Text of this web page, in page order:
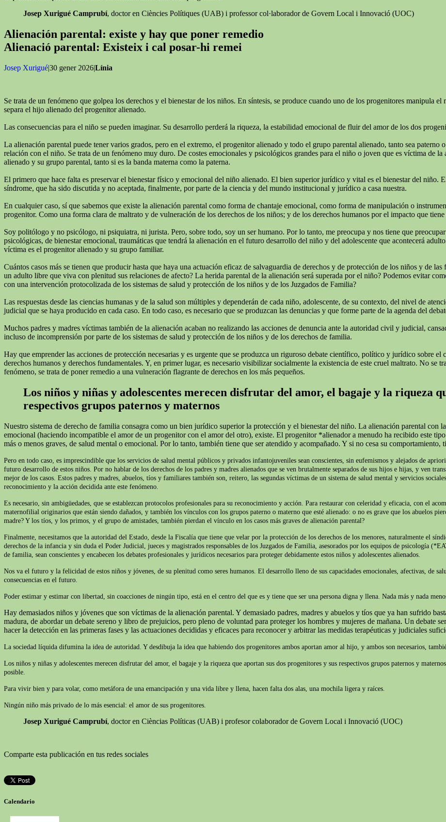
Josep Xurigué Camprubí, doctor en Ciències Polítiques (UAB) i professor col·laborador de Govern Local i Innovació (UOC)
Alienación parental: existe y hay que poner remedio
Alienació parental: Existeix i cal posar-hi remei
Josep Xurigué|30 gener 2026|Línia
Se trata de un fenómeno que golpea los derechos y el bienestar de los niños. En síntesis, se produce cuando uno de los progenitores manipula
separa el hijo alienado del progenitor alienado.
Las consecuencias para el niño se pueden imaginar. Su desarrollo perderá la riqueza, la estabilidad emocional de fluir del amor de los dos
La alienación parental puede tener varios grados, pero en el extremo, el progenitor alienado y todo el grupo parental alienado, tanto sea paterno
relación con el niño. Se trata de un fenómeno muy duro. De costes emocionales y psicológicos grandes para el niño o joven que es víctima de
alienado y su grupo parental, tanto si es la banda materna como la paterna.
El primero que hace falta es preservar el bienestar físico y emocional del niño alienado. El bien superior jurídico y vital es el bienestar del niño.
síndrome, que ha sido discutida y no aceptada, finalmente, por parte de la ciencia y del mundo institucional y jurídico a casa nuestra.
En cualquier caso, sí que sabemos que existe la alienación parental como forma de chantaje emocional, como forma de manipulación o
progenitor. Como una forma clara de maltrato y de vulneración de los derechos de los niños; y de los derechos humanos por el impacto que
Soy politólogo y no psicólogo, ni psiquiatra, ni jurista. Pero, sobre todo, soy un ser humano. Por lo tanto, me preocupa y nos tiene que
psicológicas, de bienestar emocional, traumáticas que tendrá la alienación en el futuro desarrollo del niño y del adolescente que acontecerá
víctima es el progenitor alienado y su grupo familiar.
Cuántos casos más se tienen que producir hasta que haya una actuación eficaz de salvaguardia de derechos y de protección de los niños y de
un adulto libre que viva con plenitud sus relaciones de afecto? La herida parental de la alienación será superada por el niño? Podemos evitar
con una intervención protocolizada de los sistemas de salud y protección de los niños y de los Juzgados de Familia?
Las respuestas desde las ciencias humanas y de la salud son múltiples y dependerán de cada niño, adolescente, de su contexto, del nivel de
judicial que se haya producido en cada caso. En todo caso, es necesario que se produzcan las denuncias y que forme parte de la agenda del
Muchos padres y madres víctimas también de la alienación acaban no realizando las acciones de denuncia ante la autoridad civil y judicial,
incluso de incomprensión por parte de los sistemas de salud y protección de los niños y de los derechos de familia.
Hay que emprender las acciones de protección necesarias y es urgente que se produzca un riguroso debate científico, político y jurídico sobre
derechos humanos y derechos fundamentales. Y, en primer lugar, es necesario visibilizar socialmente la existencia de este cruel maltrato. No se
fenómeno, se trata de poner remedio a una vulneración flagrante de derechos en los más pequeños.
Los niños y niñas y adolescentes merecen disfrutar del amor, el bagaje y la riqueza
respectivos grupos paternos y maternos
Nuestro sistema de derecho de familia consagra como un bien jurídico superior la protección y el bienestar del niño. La alienación parental con
emocional (haciendo incompatible el amor de un progenitor con el amor del otro), existe. El progenitor *alienador a menudo ha recibido este
más o menos graves, de salud mental o emocional. Por lo tanto, también tiene que ser atendido y acompañado. Y si no cesa su comportamiento,
Pero en todo caso, es imprescindible que los servicios de salud mental públicos y privados infantojuveniles sean conscientes, sin eufemismos y alejados de
futuro desarrollo de estos niños. Por no hablar de los derechos de los padres y madres alienados que se ven brutalmente separados de sus hijos e hijas, y ven
mejor de los casos. Estos padres y madres, abuelos, tíos y familiares también son, reitero, las segundas víctimas de un sistema de salud mental y servicios
reconocimiento y la acción decidida ante este fenómeno.
Es necesario, sin ambigüedades, que se establezcan protocolos profesionales para su reconocimiento y acción. Para restaurar con celeridad y eficacia, con el
maternofilial originarios que están siendo dañados, y también los vínculos con los grupos paterno o materno que esté alienado: o no es grave que los abuelos
madre? Y los tíos, y los primos, y el grupo de amistades, también pierdan el vínculo en los casos más graves de alienación parental?
Finalmente, necesitamos que la autoridad del Estado, desde la Fiscalía que tiene que velar por la protección de los derechos de los menores, naturalmente el
derechos de la infancia y sin duda el Poder Judicial, jueces y magistrados responsables de los Juzgados de Familia, asesorados por los equipos de psicología
de familia, sean conscientes y encabecen los debates profesionales y jurídicos necesarios para proteger debidamente estos niños y adolescentes alienados.
Nos va el futuro y la felicidad de estos niños y jóvenes, de su plenitud como seres humanos. El desarrollo lleno de sus capacidades emocionales, afectivas, de
consecuencias en el futuro.
Poder estimar y estimar con libertad, sin coacciones de ningún tipo, está en el centro del que es y tiene que ser una persona digna y llena. Nada más y nada
Hay demasiados niños y jóvenes que son víctimas de la alienación parental. Y demasiado padres, madres y abuelos y tíos que ya han sufrido
madura, de abordar un debate sereno y libro de prejuicios, pero pleno de voluntad para proteger los hombres y mujeres de mañana. Un debate
hacer la detección en las primeras fases y las actuaciones decididas y eficaces para reconocer y arbitrar las medidas terapéuticas y judiciales
La sociedad líquida difumina la idea de autoridad. Y desdibuja la idea que habiendo dos progenitores ambos aportan amor al hijo, y ambos son necesarios,
Los niños y niñas y adolescentes merecen disfrutar del amor, el bagaje y la riqueza que aportan sus dos progenitores y sus respectivos grupos paternos y
posible.
Para vivir bien y para volar, como metáfora de una emancipación y una vida libre y llena, hacen falta dos alas, una mochila ligera y raíces.
Ningún niño más privado de lo más esencial: el amor de sus progenitores.
Josep Xurigué Camprubí, doctor en Cièncias Políticas (UAB) i profesor colaborador de Govern Local i Innovació (UOC)
Comparte esta publicación en tus redes sociales
Calendario